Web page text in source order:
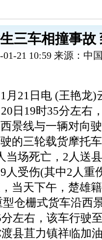
三车相撞事故
01-21 10:59 来源：中
21日电 (王艳龙)
日19时35分左右
景线与一辆对向
的三轮载货摩托
当场死亡，2人送
人受伤(其中2人重
天下午，楚雄籍
型仓栅式货车沿西
左右，该车行驶
县苴力镇祥临加